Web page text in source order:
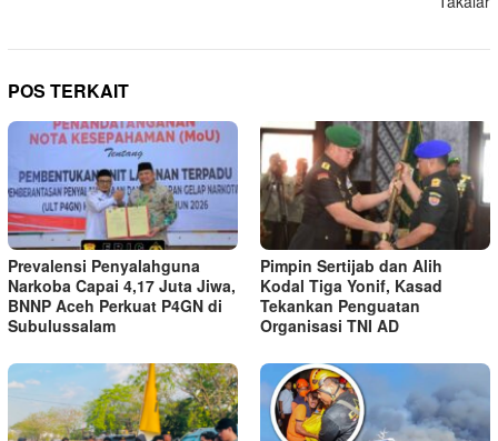
POS TERKAIT
Prevalensi Penyalahguna
Narkoba Capai 4,17 Juta Jiwa,
BNNP Aceh Perkuat P4GN di
Subulussalam
Pimpin Sertijab dan Alih
Kodal Tiga Yonif, Kasad
Tekankan Penguatan
Organisasi TNI AD